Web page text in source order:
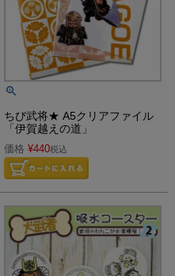
ちび武将★ A5クリアファイル
「伊賀越えの道」
価格 ¥440税込